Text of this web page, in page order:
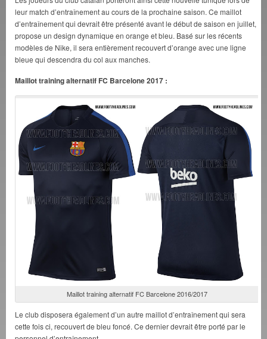
leur match d’entraînement au cours de la prochaine saison. Ce maillot
d’entraînement qui devrait être présenté avant le début de saison en juillet,
propose un design dynamique en orange et bleu. Basé sur les récents
modèles de Nike, il sera entièrement recouvert d’orange avec une ligne
bleue qui descendra du col aux manches.
Maillot training alternatif FC Barcelone 2017 :
Maillot training alternatif FC Barcelone 2016/2017
Le club disposera également d’un autre maillot d’entraînement qui sera
cette fois ci, recouvert de bleu foncé. Ce dernier devrait être porté par le